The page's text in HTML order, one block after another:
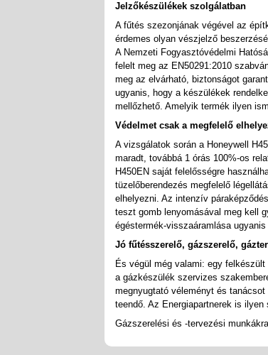
Jelzőkészülékek szolgálatban
A fűtés szezonjának végével az
érdemes olyan vészjelző
A Nemzeti Fogyasztóvédelmi
felelt meg az EN50291:2010
meg az elvárható, biztonságot
ugyanis, hogy a készülékek
mellőzhető. Amelyik termék ilyen
Védelmet csak a megfelelő
A vizsgálatok során a Honeywell
maradt, továbbá 1 órás 100%-os
H450EN saját felelősségre
tüzelőberendezés megfelelő
elhelyezni. Az intenzív
teszt gomb lenyomásával meg kell
égéstermék-visszaáramlása
Jó fűtésszerelő, gázszerelő,
És végül még valami: egy
a gázkészülék szervizes
megnyugtató véleményt és
teendő. Az Energiapartnerek is
Gázszerelési és -tervezési